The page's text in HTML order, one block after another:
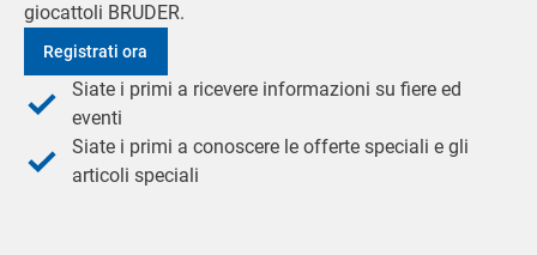
giocattoli BRUDER.
Registrati ora
Siate i primi a ricevere informazioni su fiere ed
eventi
Siate i primi a conoscere le offerte speciali e gli
articoli speciali